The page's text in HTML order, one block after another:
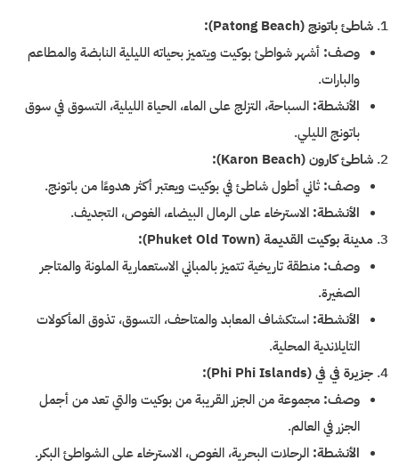
شاطئ باتونج (Patong Beach):
وصف: أشهر شواطئ بوكيت ويتميز بحياته الليلية النابضة والمطاعم
والبارات.
الأنشطة: السباحة، التزلج على الماء، الحياة الليلية، التسوق في سوق
باتونج الليلي.
شاطئ كارون (Karon Beach):
وصف: ثاني أطول شاطئ في بوكيت ويعتبر أكثر هدوءًا من باتونج.
الأنشطة: الاسترخاء على الرمال البيضاء، الغوص، التجديف.
مدينة بوكيت القديمة (Phuket Old Town):
وصف: منطقة تاريخية تتميز بالمباني الاستعمارية الملونة والمتاجر
الصغيرة.
الأنشطة: استكشاف المعابد والمتاحف، التسوق، تذوق المأكولات
التايلاندية المحلية.
جزيرة في في (Phi Phi Islands):
وصف: مجموعة من الجزر القريبة من بوكيت والتي تعد من أجمل
الجزر في العالم.
الأنشطة: الرحلات البحرية، الغوص، الاسترخاء على الشواطئ البكر.